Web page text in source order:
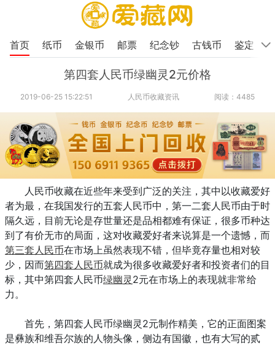
首页 纸币 金银币 邮票 纪念钞 古钱币 鉴定
第四套人民币绿幽灵2元价格
2019-06-25 15:22:51 人民币收藏资讯 阅读：4485
人民币收藏在近些年来受到广泛的关注，其中以收藏爱好
者为最，在我国发行的五套人民币中，第一二套人民币由于时
隔久远，目前无论是存世量还是品相都难有保证，很多币种达
到了有价无市的局面，这对收藏爱好者来说算是一个遗憾，而
第三套人民币在市场上虽然表现不错，但毕竟存量也相对较
少，因而第四套人民币就成为很多收藏爱好者和投资者们的目
标，其中第四套人民币绿幽灵 2元在市场上的表现就非常给
力。
首先，第四套人民币绿幽灵2元制作精美，它的正面图案
是彝族和维吾尔族的人物头像，侧边有国徽，也有大写的贰